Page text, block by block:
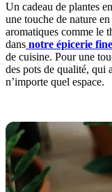
Un cadeau de plantes
une touche de nature
aromatiques comme le
dans notre épicerie fine
de cuisine. Pour une
des pots de qualité, qui
n’importe quel espace.